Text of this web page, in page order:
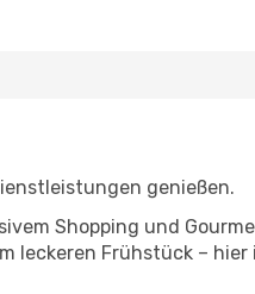
genießen.
Shopping und
leckeren Frühstück –